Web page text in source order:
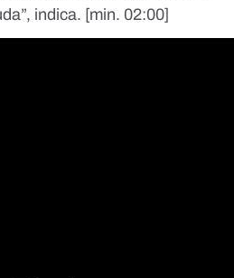
indica. [min. 02:00]